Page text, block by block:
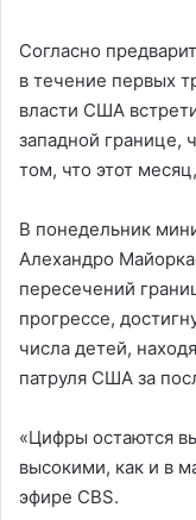
Согласно
в течение первых
власти США
западной границе,
том, что этот
В понедельник
Алехандро
пересечений
прогрессе,
числа детей,
патруля США за
«Цифры остаются
высокими, как и в
эфире CBS.